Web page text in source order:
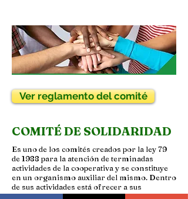
Ver reglamento del comité
COMITÉ DE SOLIDARIDAD
Es uno de los comités creados por la ley 79
de 1988 para la atención de terminadas
actividades de la cooperativa y se constituye
en un organismo auxiliar del mismo. Dentro
de sus actividades está ofrecer a sus
asociados activos, auxilios por calamidades o